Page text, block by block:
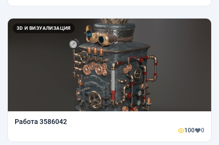
3D И ВИЗУАЛИЗАЦИЯ
Работа 3586042
100 0